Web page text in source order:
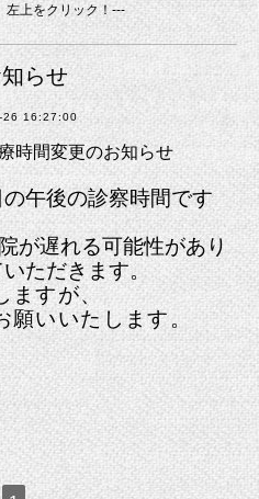
上をクリック！---
らせ
26 16:27:00
時間変更のお知らせ
午後の診察時間です
が遅れる可能性があり
ただきます。
ますが、
願いいたします。